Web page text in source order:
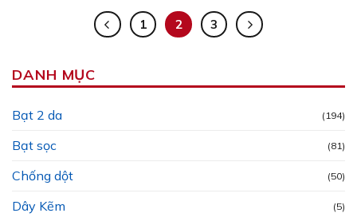
1 2 3
DANH MỤC
Bạt 2 da (194)
Bạt sọc (81)
Chống dột (50)
Dây Kẽm (5)